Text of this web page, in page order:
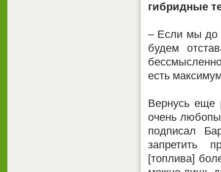
гибридные
– Если мы до
будем
есть
Вернусь еще
очень
подписал
запретить
[топлива]